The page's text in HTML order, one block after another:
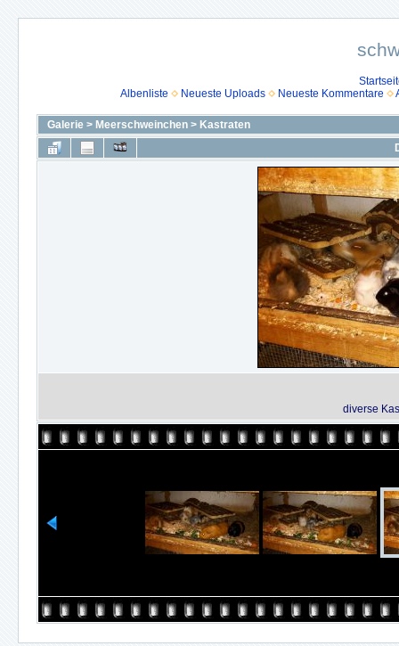
Albenliste
Neueste Uploads Neueste Kommentare
Galerie > Meerschweinchen > Kastraten
diverse